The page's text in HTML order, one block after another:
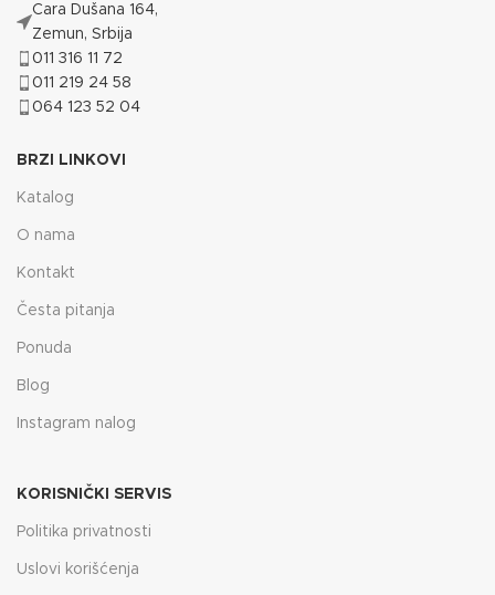
Cara Dušana 164,
Zemun, Srbija
011 316 11 72
011 219 24 58
064 123 52 04
BRZI LINKOVI
Katalog
O nama
Kontakt
Česta pitanja
Ponuda
Blog
Instagram nalog
KORISNIČKI SERVIS
Politika privatnosti
Uslovi korišćenja